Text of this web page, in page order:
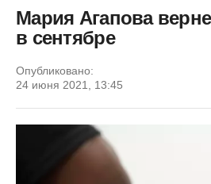
Мария Агапова
в сентябре
Опубликовано:
24 июня 2021, 13:45